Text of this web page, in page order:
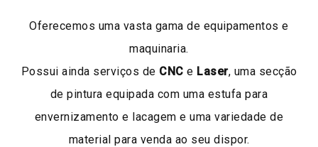
Oferecemos uma vasta gama de equipamentos e
maquinaria.
Possui ainda serviços de CNC e Laser, uma secção
de pintura equipada com uma estufa para
envernizamento e lacagem e uma variedade de
material para venda ao seu dispor.